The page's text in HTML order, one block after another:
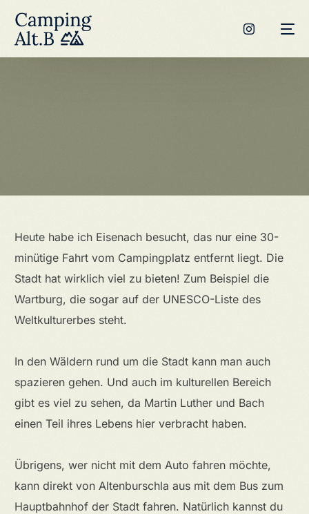
Heute habe ich Eisenach besucht, das nur eine 30-
minütige Fahrt vom Campingplatz entfernt liegt. Die
Stadt hat wirklich viel zu bieten! Zum Beispiel die
Wartburg, die sogar auf der UNESCO-Liste des
Weltkulturerbes steht.
In den Wäldern rund um die Stadt kann man auch
spazieren gehen. Und auch im kulturellen Bereich
gibt es viel zu sehen, da Martin Luther und Bach
einen Teil ihres Lebens hier verbracht haben.
Übrigens, wer nicht mit dem Auto fahren möchte,
kann direkt von Altenburschla aus mit dem Bus zum
Hauptbahnhof der Stadt fahren. Natürlich kannst du